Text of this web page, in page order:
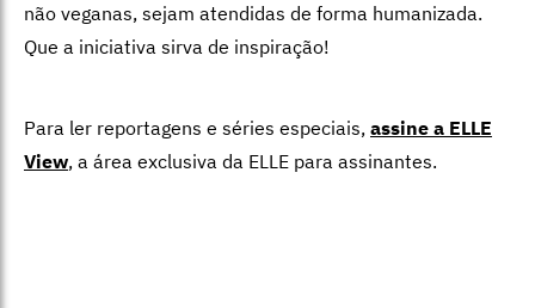
não veganas, sejam atendidas de forma humanizada.
Que a iniciativa sirva de inspiração!
Para ler reportagens e séries especiais, assine a ELLE
View, a área exclusiva da ELLE para assinantes.